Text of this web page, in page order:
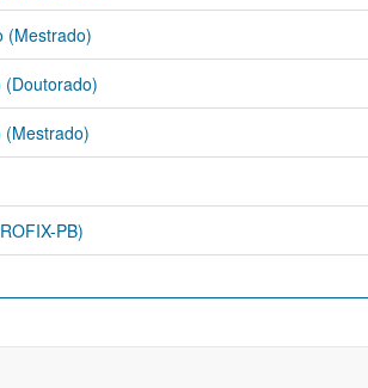
(Mestrado)
(Doutorado)
(Mestrado)
PB)